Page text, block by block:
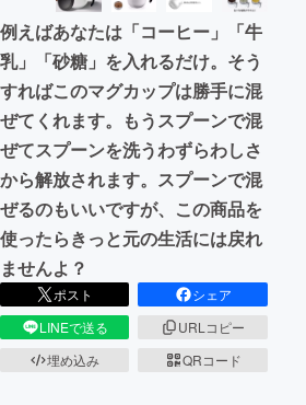
CAMPFIREふるさと納税machi-ya
例えばあなたは「コーヒー」「牛
乳」「砂糖」を入れるだけ。そう
すればこのマグカップは勝手に混
ぜてくれます。もうスプーンで混
ぜてスプーンを洗うわずらわしさ
から解放されます。スプーンで混
ぜるのもいいですが、この商品を
使ったらきっと元の生活には戻れ
ませんよ？
ポスト
シェア
LINEで送る
URLコピー
埋め込み
QRコード